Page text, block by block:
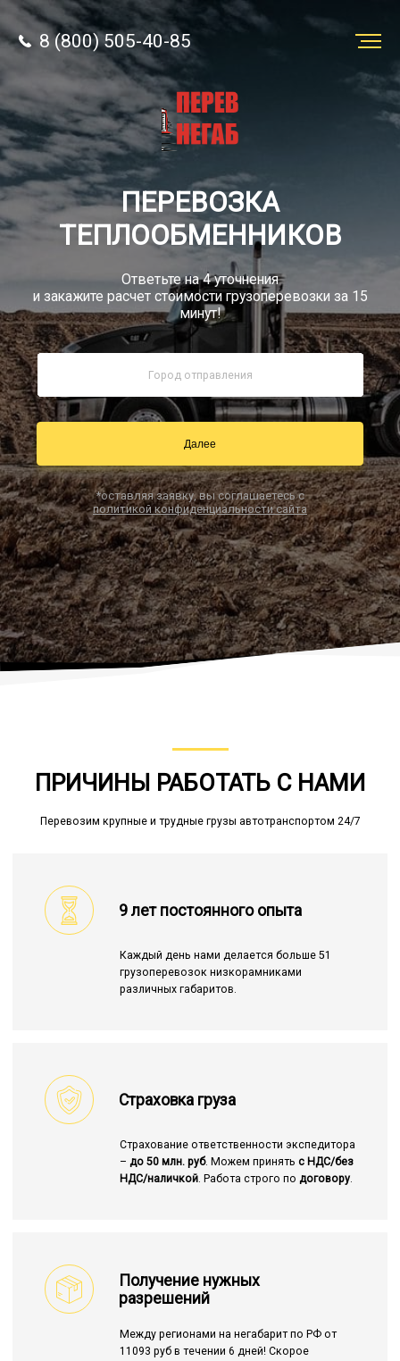
8 (800) 505-40-85
sale@simtruck-negabarit.ru
Заказать звонок
Заказать
перевозку
8 (800) 505-40-85
ПЕРЕВОЗКА
ТЕПЛООБМЕННИКОВ
Ответьте на 4 уточнения
и закажите расчет стоимости грузоперевозки за 15
минут!
Далее
*оставляя заявку, вы соглашаетесь с
политикой конфиденциальности сайта
ПРИЧИНЫ РАБОТАТЬ С НАМИ
Перевозим крупные и трудные грузы автотранспортом 24/7
9 лет постоянного опыта
Каждый день нами делается больше 51
грузоперевозок низкорамниками
различных габаритов.
Страховка груза
Страхование ответственности экспедитора
– до 50 млн. руб. Можем принять с НДС/без
НДС/наличкой. Работа строго по договору.
Получение нужных
разрешений
Между регионами на негабарит по РФ от
11093 руб в течении 6 дней! Скорое